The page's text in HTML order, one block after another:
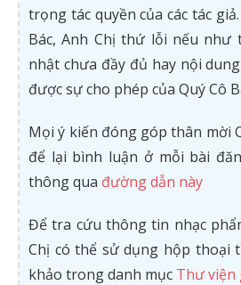
trọng tác quyền của các tác
Bác, Anh Chị thứ lỗi nếu như
nhật chưa đầy đủ hay nội
được sự cho phép của Quý Cô
Mọi ý kiến đóng góp thân mời
để lại bình luận ở mỗi bài
thông qua đường dẫn này
Để tra cứu thông tin nhạc
Chị có thể sử dụng hộp thoại
khảo trong danh mục Thư viện